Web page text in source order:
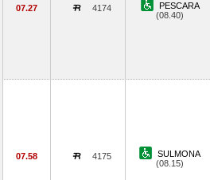
07.27 4174
PESCARA
(08.40)
07.58 4175
SULMONA
(08.15)